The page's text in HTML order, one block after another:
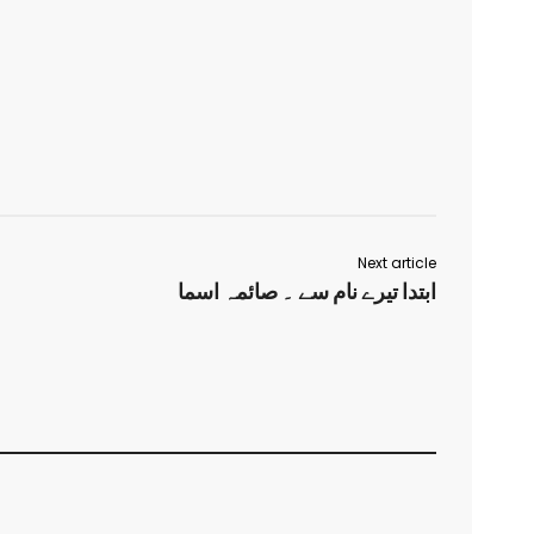
Next article
ابتدا تیرے نام سے ۔ صائمہ اسما